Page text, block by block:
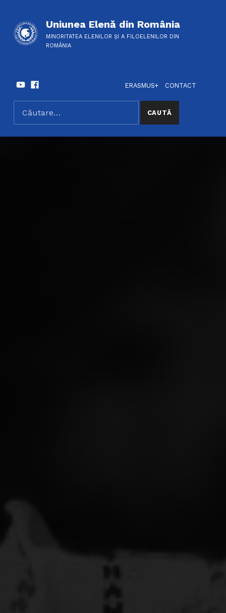
Uniunea Elenă din România
MINORITATEA ELENILOR ȘI A FILOELENILOR DIN
ROMÂNIA
SOCIAL LINKS
YoutubeFacebook
ERASMUS+
CONTACT
SEARCH THE SITE
Caută după: